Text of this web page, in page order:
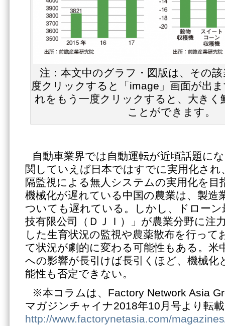
注：本文中のグラフ・図版は、その
度クリックすると「image」画面が出
れをもう一度クリックすると、大きく
ことができます。
自動車業界では自動運転が近頃話題に
関していえば日本ではすでに実用化され
隔監視による無人システムの実用化を目
機械化が遅れている中国の農業は、製造
ついても遅れている。しかし、ドローン
技有限公司（ＤＪＩ）」が農業分野に注
した生育状況の監視や農薬散布を行って
て状況が劇的に変わる可能性もある。米
への影響が長引けば長引くほど、機械化
能性も否定できない。
※本コラムは、Factory Network Asia
マガジンチャイナ2018年10月号より転
http://www.factorynetasia.com/